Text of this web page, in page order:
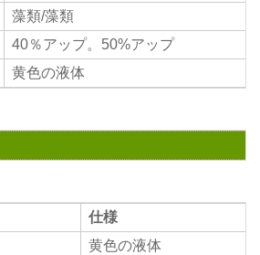
藻類/藻類
40％アップ。50%アップ
黄色の液体
仕様
黄色の液体